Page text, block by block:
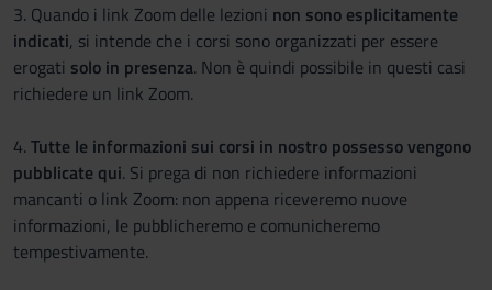
3. Quando i link Zoom delle lezioni non sono esplicitamente
indicati, si intende che i corsi sono organizzati per essere
erogati solo in presenza. Non è quindi possibile in questi casi
richiedere un link Zoom.
4. Tutte le informazioni sui corsi in nostro possesso vengono
pubblicate qui. Si prega di non richiedere informazioni
mancanti o link Zoom: non appena riceveremo nuove
informazioni, le pubblicheremo e comunicheremo
tempestivamente.